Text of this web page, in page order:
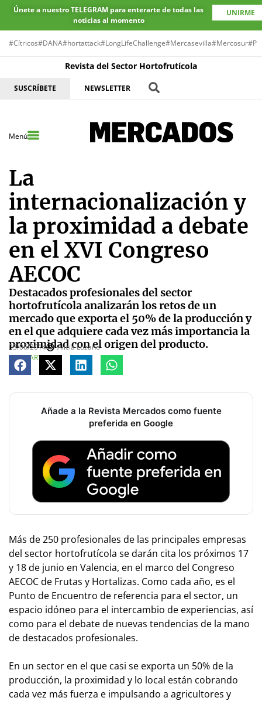
Únete a nuestro TELEGRAM para enterarte de todas las
noticias al momento
UNIRME
#Cítricos#DANA#hortattack#LongLifeChallenge#Mercasevilla#Mercosur
Revista del Sector Hortofrutícola
SUSCRÍBETE NEWSLETTER
Menú
La
internacionalización y
la proximidad a debate
en el XVI Congreso
AECOC
Destacados profesionales del sector
hortofrutícola analizarán los retos de un
mercado que exporta el 50% de la producción y
en el que adquiere cada vez más importancia la
proximidad con el origen del producto.
03/06/2014
Alicia Lozano
COMPARTE
Añade a la Revista Mercados como fuente
preferida en Google
Más de 250 profesionales de las principales empresas
del sector hortofrutícola se darán cita los próximos 17
y 18 de junio en Valencia, en el marco del Congreso
AECOC de Frutas y Hortalizas. Como cada año, es el
Punto de Encuentro de referencia para el sector, un
espacio idóneo para el intercambio de experiencias, así
como para el debate de nuevas tendencias de la mano
de destacados profesionales.
En un sector en el que casi se exporta un 50% de la
producción, la proximidad y lo local están cobrando
cada vez más fuerza e impulsando a agricultores y